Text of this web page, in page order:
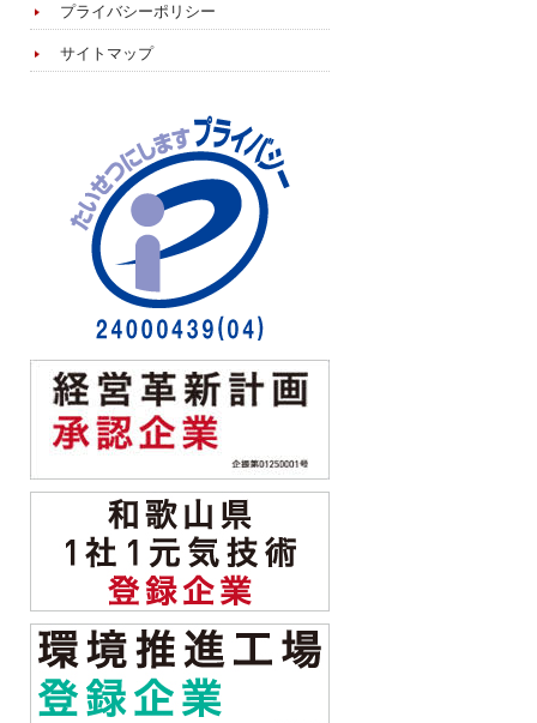
プライバシーポリシー
サイトマップ